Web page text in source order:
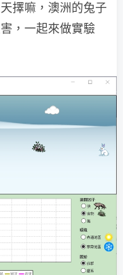
擇嘛，澳洲的兔子
，一起來做實驗